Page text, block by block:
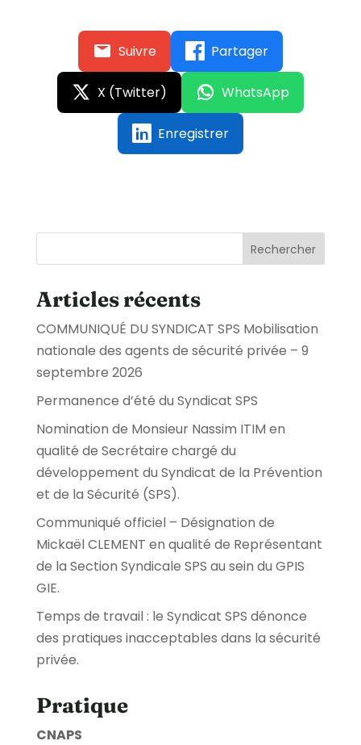
Suivre Partager
X (Twitter) WhatsApp
Enregistrer
Rechercher
Articles récents
COMMUNIQUÉ DU SYNDICAT SPS Mobilisation
nationale des agents de sécurité privée – 9
septembre 2026
Permanence d’été du Syndicat SPS
Nomination de Monsieur Nassim ITIM en
qualité de Secrétaire chargé du
développement du Syndicat de la Prévention
et de la Sécurité (SPS).
Communiqué officiel – Désignation de
Mickaël CLEMENT en qualité de Représentant
de la Section Syndicale SPS au sein du GPIS
GIE.
Temps de travail : le Syndicat SPS dénonce
des pratiques inacceptables dans la sécurité
privée.
Pratique
CNAPS